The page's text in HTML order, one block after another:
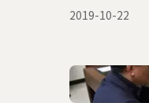
2019-10-22